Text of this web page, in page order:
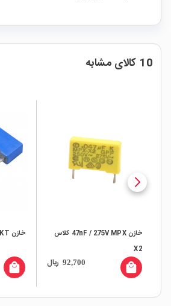
10 کالای مشابه
خازن 47nF / 275V MPX کلاس
X2
92,700 ریال local_mall
خازن 1.3nF / 2000V MKT
local_mall